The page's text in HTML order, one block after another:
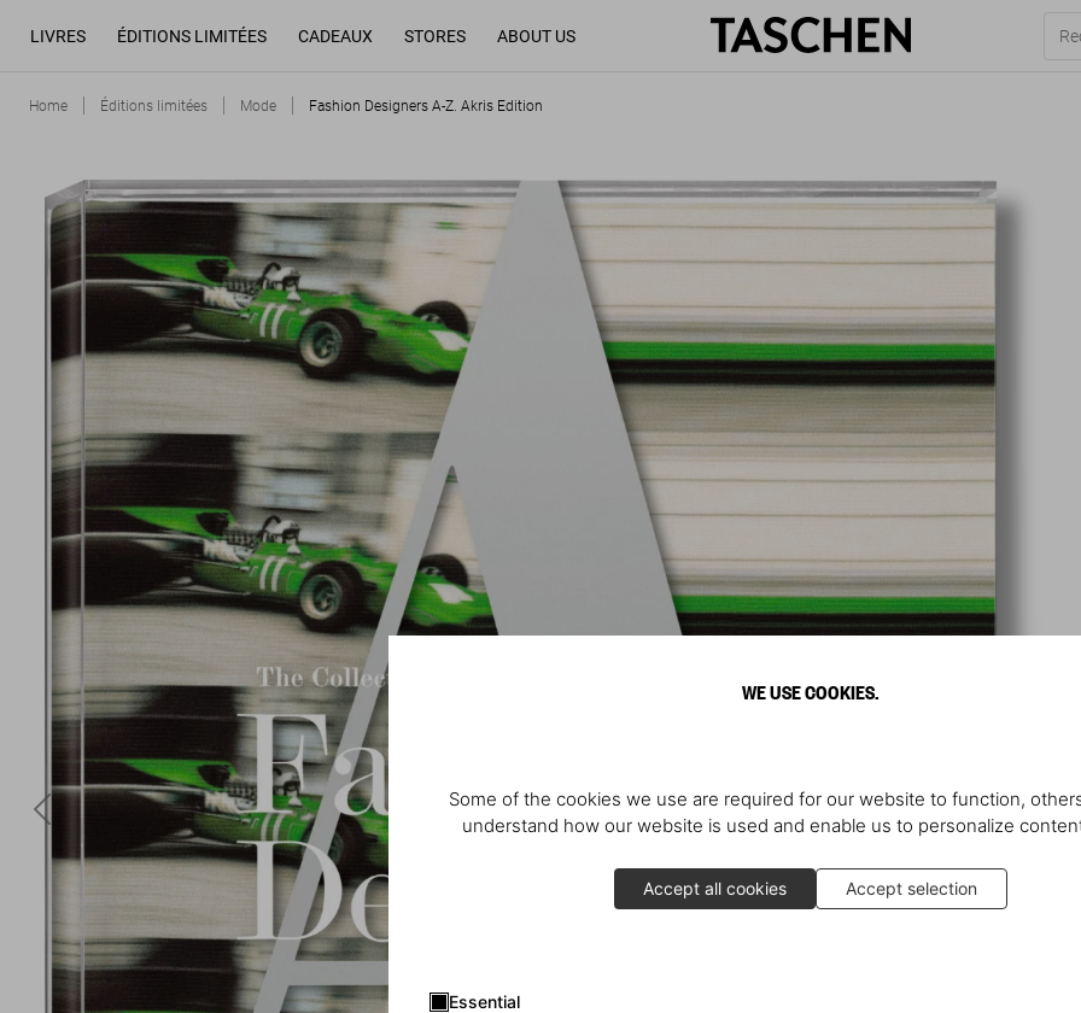
WE USE COOKIES.
Some of the cookies we use are required for our website to function,
understand how our website is used and enable us to personalize
Accept all cookies Accept selection
Essential
LIVRES ÉDITIONS LIMITÉES CADEAUX STORES ABOUT US
Home Éditions limitées Mode Fashion Designers A-Z. Akris Edition